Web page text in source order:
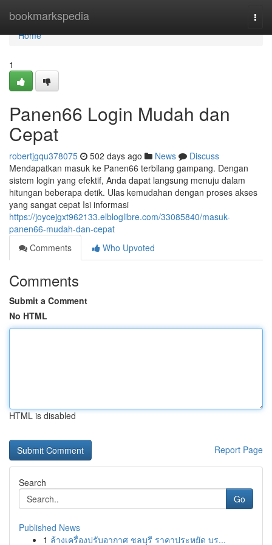
bookmarkspedia
Home
Home
1
Panen66 Login Mudah dan
Cepat
robertjgqu378075 502 days ago News
Discuss
Mendapatkan masuk ke Panen66 terbilang gampang. Dengan
sistem login yang efektif, Anda dapat langsung menuju dalam
hitungan beberapa detik. Ulas kemudahan dengan proses akses
yang sangat cepat Isi informasi
https://joycejgxt962133.elbloglibre.com/33085840/masuk-
panen66-mudah-dan-cepat
Comments
Who Upvoted
Comments
Submit a Comment
No HTML
HTML is disabled
Report Page
Search
Go
Published News
1 ล้างเครื่องปรับอากาศ ชลบุรี ราคาประหยัด บร...